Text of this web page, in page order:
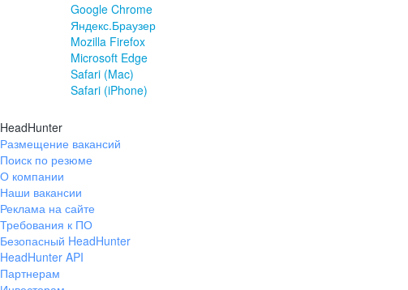
Google Chrome
Яндекс.Браузер
Mozilla Firefox
Microsoft Edge
Safari (Mac)
Safari (iPhone)
HeadHunter
Размещение вакансий
Поиск по резюме
О компании
Наши вакансии
Реклама на сайте
Требования к ПО
Безопасный HeadHunter
HeadHunter API
Партнерам